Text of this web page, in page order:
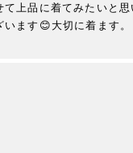
上品に着てみたいと思
ます😊大切に着ます。